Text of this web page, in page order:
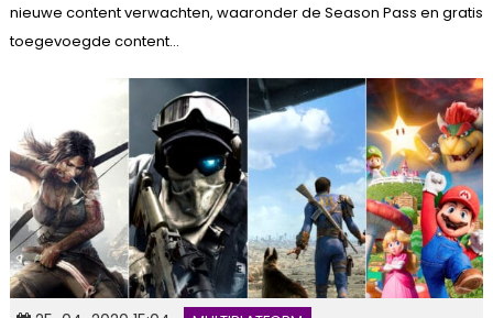
nieuwe content verwachten, waaronder de Season Pass en gratis
toegevoegde content...